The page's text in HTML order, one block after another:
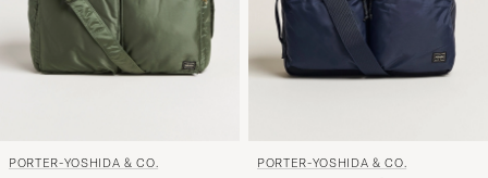
PORTER-YOSHIDA & CO. PORTER-YOSHIDA & CO.